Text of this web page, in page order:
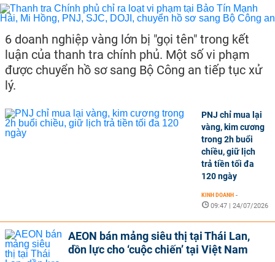
6 doanh nghiệp vàng lớn bị "gọi tên" trong kết
luận của thanh tra chính phủ. Một số vi phạm
được chuyển hồ sơ sang Bộ Công an tiếp tục xử
lý.
PNJ chỉ mua lại
vàng, kim cương
trong 2h buổi
chiều, giữ lịch
trả tiền tối đa
120 ngày
KINH DOANH -
09:47 | 24/07/2026
AEON bán mảng siêu thị tại Thái Lan,
dồn lực cho ‘cuộc chiến’ tại Việt Nam